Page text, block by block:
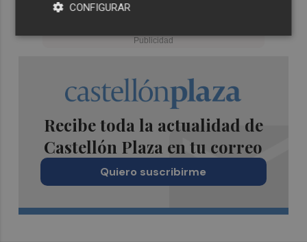
Recibe toda la actualidad de
Castellón Plaza en tu correo
Quiero suscribirme
CONFIGURAR